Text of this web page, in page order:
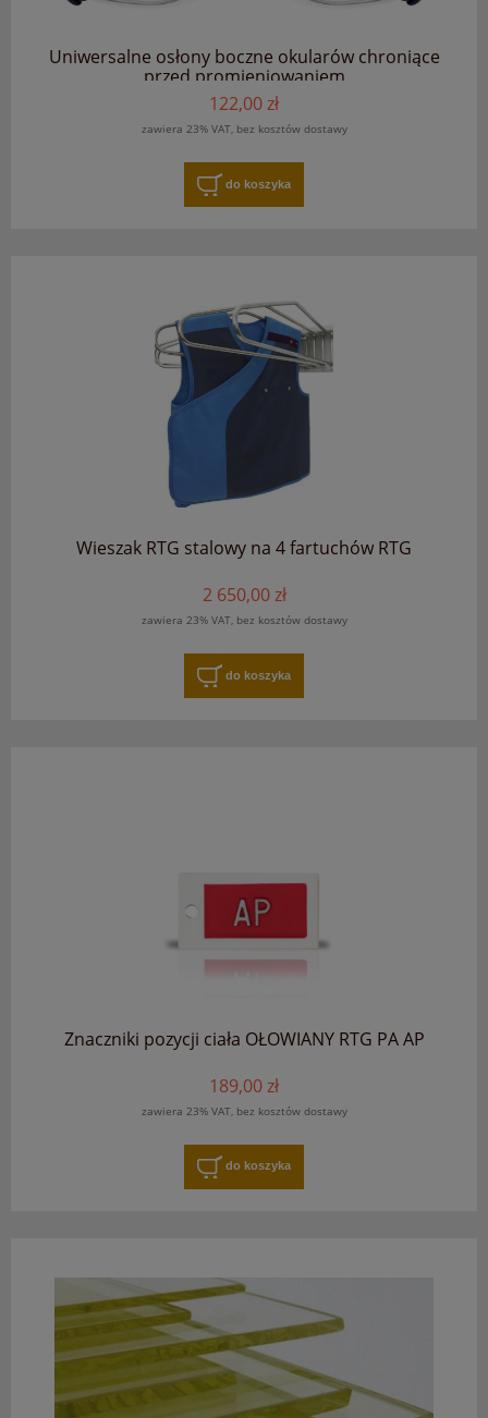
Uniwersalne osłony boczne okularów chroniące
przed promieniowaniem
122,00 zł
zawiera 23% VAT, bez kosztów dostawy
do koszyka
Wieszak RTG stalowy na 4 fartuchów RTG
2 650,00 zł
zawiera 23% VAT, bez kosztów dostawy
do koszyka
Znaczniki pozycji ciała OŁOWIANY RTG PA AP
189,00 zł
zawiera 23% VAT, bez kosztów dostawy
do koszyka